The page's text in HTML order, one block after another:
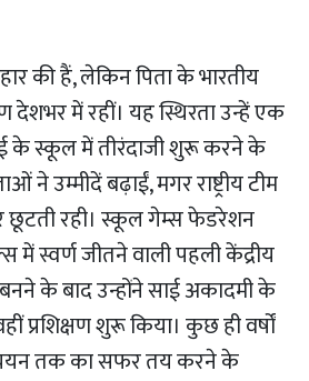
की हैं, लेकिन पिता के भारतीय
देशभर में रहीं। यह स्थिरता उन्हें एक
के स्कूल में तीरंदाजी शुरू करने के
उम्मीदें बढ़ाईं, मगर राष्ट्रीय टीम
छूटती रही। स्कूल गेम्स फेडरेशन
स्वर्ण जीतने वाली पहली केंद्रीय
के बाद उन्होंने साई अकादमी के
प्रशिक्षण शुरू किया। कुछ ही वर्षों
तक का सफर तय करने के